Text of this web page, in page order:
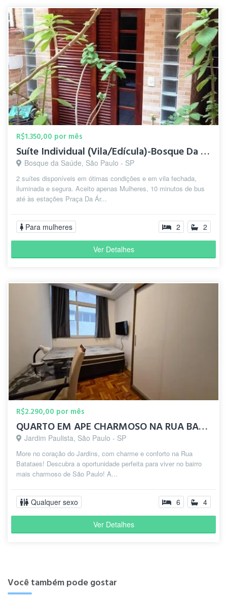
R$1.350,00 por mês
Suíte Individual (Vila/Edícula)-Bosque Da Saúde-5 min.Metrô
Bosque da Saúde, São Paulo - SP
2 suítes disponíveis em ótimas condições e em vila fechada,
iluminada e segura. Aceito apenas Mulheres, 10 minutos de bus
até às estações Praça Da Ár...
Para mulheres 2 2
Ver Detalhes
R$2.290,00 por mês
QUARTO EM APE CHARMOSO NA RUA BATATAES - CONTAS INCLUSAS
Jardim Paulista, São Paulo - SP
More no coração do Jardins, com charme e conforto na Rua
Batataes! Descubra a oportunidade perfeita para viver no bairro
mais charmoso de São Paulo! A...
Qualquer sexo 6 4
Ver Detalhes
Você também pode gostar